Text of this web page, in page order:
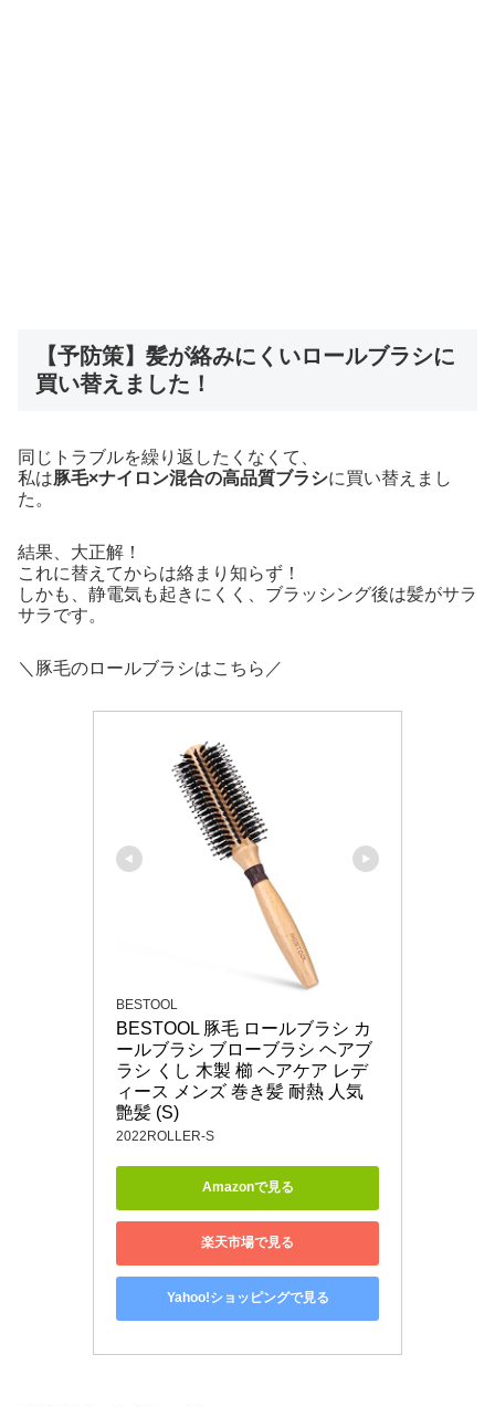
【予防策】髪が絡みにくいロールブラシに
買い替えました！
同じトラブルを繰り返したくなくて、
私は豚毛×ナイロン混合の高品質ブラシに買い替えまし
た。
結果、大正解！
これに替えてからは絡まり知らず！
しかも、静電気も起きにくく、ブラッシング後は髪がサラ
サラです。
＼豚毛のロールブラシはこちら／
BESTOOL
BESTOOL 豚毛 ロールブラシ カ
ールブラシ ブローブラシ ヘアブ
ラシ くし 木製 櫛 ヘアケア レデ
ィース メンズ 巻き髪 耐熱 人気
艶髪 (S)
2022ROLLER-S
Amazonで見る
楽天市場で見る
Yahoo!ショッピングで見る